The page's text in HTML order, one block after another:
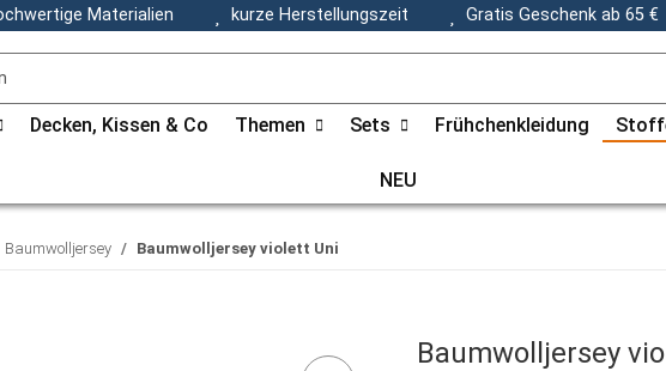
Materialien kurze Herstellungszeit Gratis Geschenk ab 65 €
Decken, Kissen & Co Themen Sets Frühchenkleidung
NEU
Baumwolljersey Baumwolljersey violett Uni
Baumwolljersey